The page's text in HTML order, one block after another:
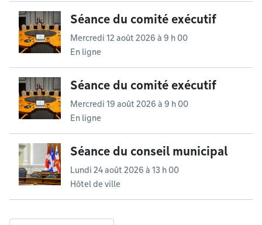
Séance du comité exécutif
Mercredi 12 août 2026 à 9 h 00
En ligne
Séance du comité exécutif
Mercredi 19 août 2026 à 9 h 00
En ligne
Séance du conseil municipal
Lundi 24 août 2026 à 13 h 00
Hôtel de ville